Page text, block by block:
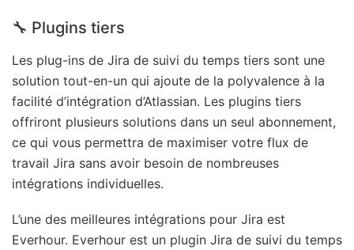
🔧 Plugins tiers
Les plug-ins de Jira de suivi du temps tiers sont une
solution tout-en-un qui ajoute de la polyvalence à la
facilité d’intégration d’Atlassian. Les plugins tiers
offriront plusieurs solutions dans un seul abonnement,
ce qui vous permettra de maximiser votre flux de
travail Jira sans avoir besoin de nombreuses
intégrations individuelles.
L’une des meilleures intégrations pour Jira est
Everhour. Everhour est un plugin Jira de suivi du temps